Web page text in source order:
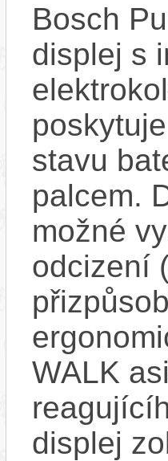
Bosch
displej s
stavu
palcem.
možné
odcizení
WALK
displej